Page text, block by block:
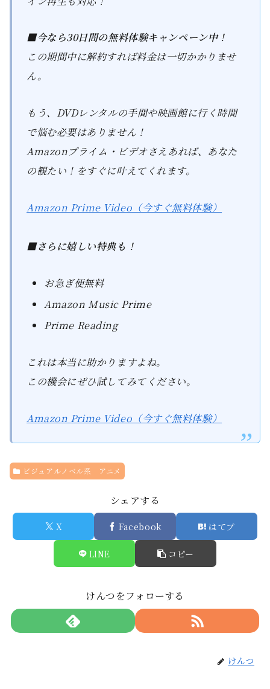
■今なら30日間の無料体験キャンペーン中！
この期間中に解約すれば料金は一切かかりませ
ん。
もう、DVDレンタルの手間や映画館に行く時間
で悩む必要はありません！
Amazonプライム・ビデオさえあれば、あなた
の観たい！をすぐに叶えてくれます。
Amazon Prime Video（今すぐ無料体験）
■さらに嬉しい特典も！
お急ぎ便無料
Amazon Music Prime
Prime Reading
これは本当に助かりますよね。
この機会にぜひ試してみてください。
Amazon Prime Video（今すぐ無料体験）
ビジュアルノベル系 アニメ
シェアする
X Facebook はてブ
LINE コピー
けんつをフォローする
けんつ